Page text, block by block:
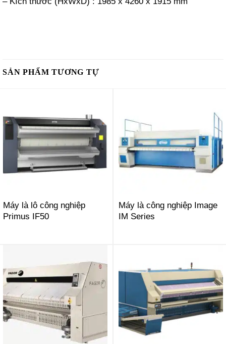
SẢN PHẨM TƯƠNG TỰ
Máy là lô công nghiệp
Primus IF50
Máy là công nghiệp Image
IM Series